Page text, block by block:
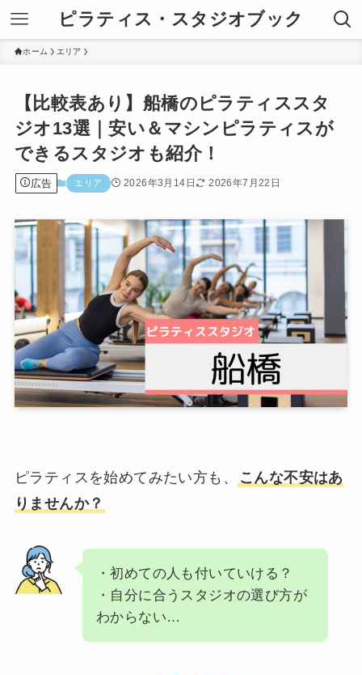
ピラティス・スタジオブック
ホーム エリア
【比較表あり】船橋のピラティススタ
ジオ13選｜安い＆マシンピラティスが
できるスタジオも紹介！
広告 エリア 2026年3月14日 2026年7月22日
ピラティスを始めてみたい方も、
こんな不安はあ
りませんか？
・初めての人も付いていける？
・自分に合うスタジオの選び方が
わからない…